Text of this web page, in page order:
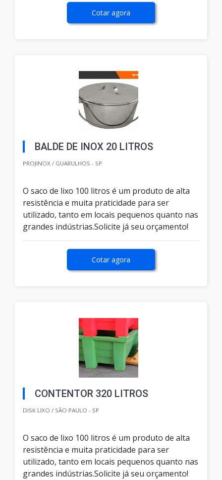
Cotar agora
BALDE DE INOX 20 LITROS
PROJINOX / GUARULHOS - SP
O saco de lixo 100 litros é um produto de alta
resistência e muita praticidade para ser
utilizado, tanto em locais pequenos quanto nas
grandes indústrias.Solicite já seu orçamento!
Cotar agora
CONTENTOR 320 LITROS
DISK LIXO / SÃO PAULO - SP
O saco de lixo 100 litros é um produto de alta
resistência e muita praticidade para ser
utilizado, tanto em locais pequenos quanto nas
grandes indústrias.Solicite já seu orçamento!